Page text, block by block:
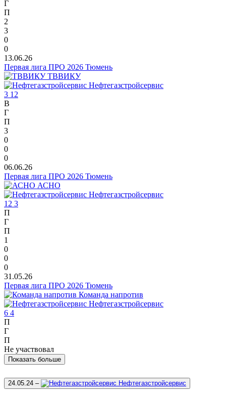
Г
П
2
3
0
0
13.06.26
Первая лига ПРО 2026 Тюмень
ТВВИКУ
Нефтегазстройсервис
3 12
В
Г
П
3
0
0
0
06.06.26
Первая лига ПРО 2026 Тюмень
АСНО
Нефтегазстройсервис
12 3
П
Г
П
1
0
0
0
31.05.26
Первая лига ПРО 2026 Тюмень
Команда напротив
Нефтегазстройсервис
6 4
П
Г
П
Не участвовал
Показать больше
24.05.24 – Нефтегазстройсервис